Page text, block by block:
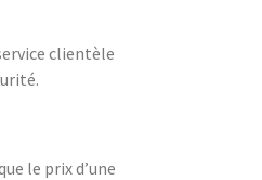
clientèle
le prix d’une